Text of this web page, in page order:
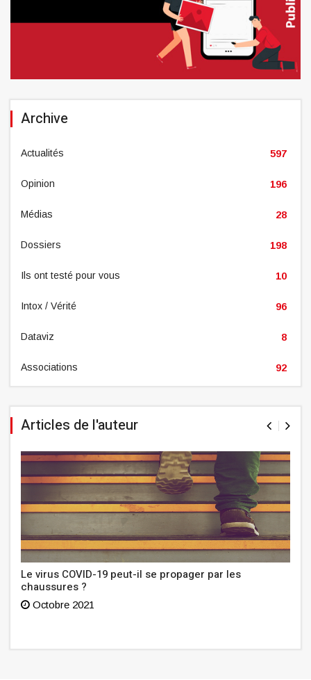
Archive
Actualités 597
Opinion 196
Médias 28
Dossiers 198
Ils ont testé pour vous 10
Intox / Vérité 96
Dataviz 8
Associations 92
Articles de l'auteur
Le virus COVID-19 peut-il se propager par les
chaussures ?
Octobre 2021